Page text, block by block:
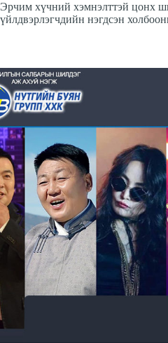
Эрчим хүчний хэмнэлттэй цонх
үйлдвэрлэгчдийн нэгдсэн